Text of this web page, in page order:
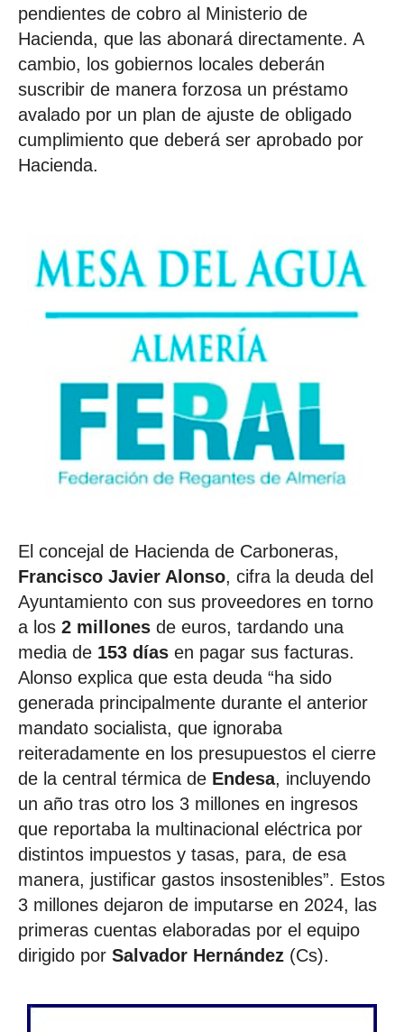
pendientes de cobro al Ministerio de
Hacienda, que las abonará directamente. A
cambio, los gobiernos locales deberán
suscribir de manera forzosa un préstamo
avalado por un plan de ajuste de obligado
cumplimiento que deberá ser aprobado por
Hacienda.
El concejal de Hacienda de Carboneras,
Francisco Javier Alonso, cifra la deuda del
Ayuntamiento con sus proveedores en torno
a los 2 millones de euros, tardando una
media de 153 días en pagar sus facturas.
Alonso explica que esta deuda “ha sido
generada principalmente durante el anterior
mandato socialista, que ignoraba
reiteradamente en los presupuestos el cierre
de la central térmica de Endesa, incluyendo
un año tras otro los 3 millones en ingresos
que reportaba la multinacional eléctrica por
distintos impuestos y tasas, para, de esa
manera, justificar gastos insostenibles”. Estos
3 millones dejaron de imputarse en 2024, las
primeras cuentas elaboradas por el equipo
dirigido por Salvador Hernández (Cs).